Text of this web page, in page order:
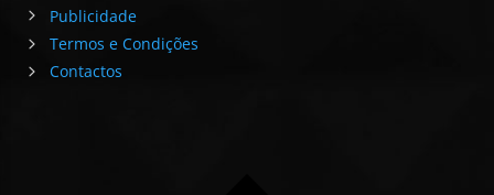
Publicidade
Termos e Condições
Contactos